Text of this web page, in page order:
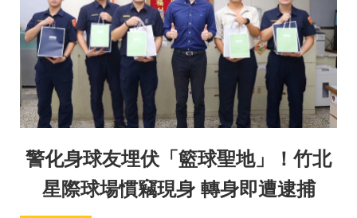
警化身球友埋伏「籃球聖地」！竹北
星際球場慣竊現身 轉身即遭逮捕